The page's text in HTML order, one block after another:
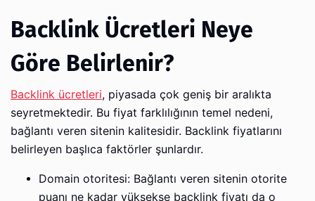
Backlink Ücretleri Neye
Göre Belirlenir?
Backlink ücretleri, piyasada çok geniş bir aralıkta
seyretmektedir. Bu fiyat farklılığının temel nedeni,
bağlantı veren sitenin kalitesidir. Backlink fiyatlarını
belirleyen başlıca faktörler şunlardır.
Domain otoritesi: Bağlantı veren sitenin otorite
puanı ne kadar yüksekse backlink fiyatı da o